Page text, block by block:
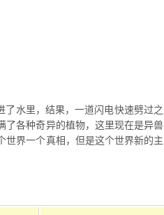
水里，结果，一道闪电快速劈过之
了各种奇异的植物，这里现在是异兽
世界一个真相，但是这个世界新的主